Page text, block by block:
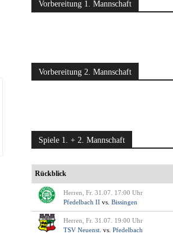
Vorbereitung 1. Mannschaft
Vorbereitung 2. Mannschaft
Spiele 1. + 2. Mannschaft
Rückblick
Herren, Fr. 31.07. 17:00 Uhr
Pfedelbach II vs. Bissingen
Herren, Fr. 31.07. 19:00 Uhr
TSV Neuenst. vs. Pfedelbach